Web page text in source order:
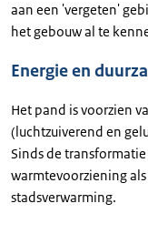
aan een 'vergeten'
het gebouw al te
Energie en
Het pand is voorzien
(luchtzuiverend en
Sinds de
warmtevoorziening
stadsverwarming.